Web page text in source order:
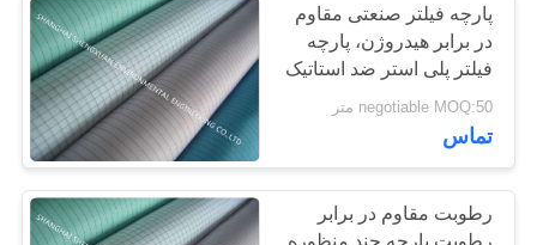
پالس جت شیر
17
پارچه فیلتر صنعتی مقاوم
در برابر هیدروژن، پارچه
فیلتر پلی استر ضد استاتیک
negotiable MOQ:50 متر
تماس
رطوبت مقاوم در برابر